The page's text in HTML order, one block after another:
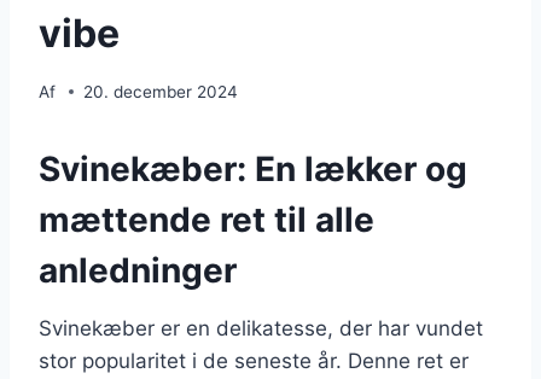
vibe
Af 20. december 2024
Svinekæber: En lækker og
mættende ret til alle
anledninger
Svinekæber er en delikatesse, der har vundet
stor popularitet i de seneste år. Denne ret er